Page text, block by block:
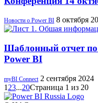
Новости о Power BI 8 октября
Шаблонный отчет по
Power BI
myBI Connect 2 сентября 2024
1 23...20Страница 1 из 20